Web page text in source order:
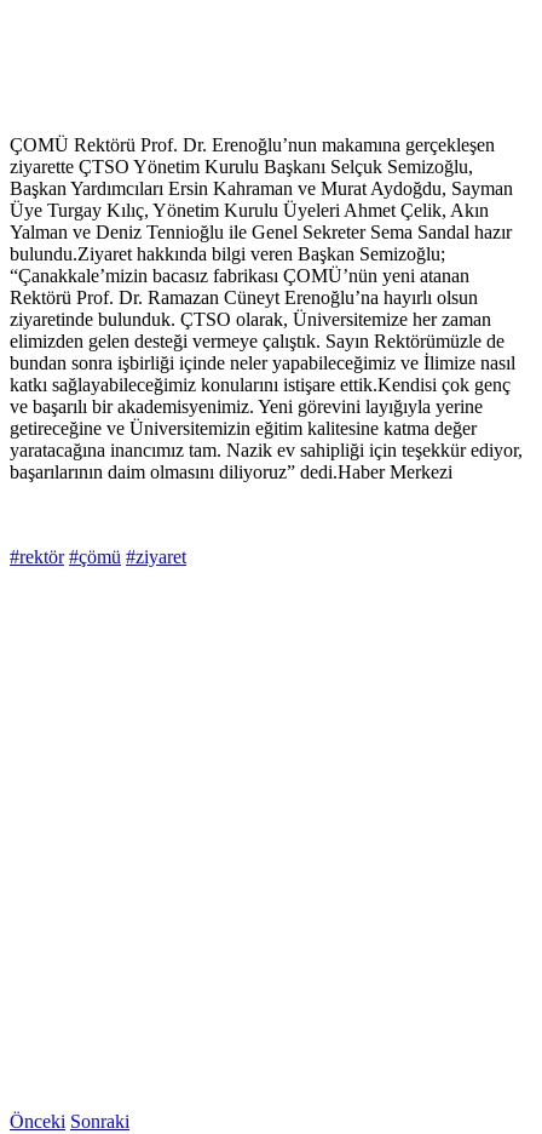
ÇOMÜ Rektörü Prof. Dr. Erenoğlu’nun makamına gerçekleşen
ziyarette ÇTSO Yönetim Kurulu Başkanı Selçuk Semizoğlu,
Başkan Yardımcıları Ersin Kahraman ve Murat Aydoğdu, Sayman
Üye Turgay Kılıç, Yönetim Kurulu Üyeleri Ahmet Çelik, Akın
Yalman ve Deniz Tennioğlu ile Genel Sekreter Sema Sandal hazır
bulundu.Ziyaret hakkında bilgi veren Başkan Semizoğlu;
“Çanakkale’mizin bacasız fabrikası ÇOMÜ’nün yeni atanan
Rektörü Prof. Dr. Ramazan Cüneyt Erenoğlu’na hayırlı olsun
ziyaretinde bulunduk. ÇTSO olarak, Üniversitemize her zaman
elimizden gelen desteği vermeye çalıştık. Sayın Rektörümüzle de
bundan sonra işbirliği içinde neler yapabileceğimiz ve İlimize nasıl
katkı sağlayabileceğimiz konularını istişare ettik.Kendisi çok genç
ve başarılı bir akademisyenimiz. Yeni görevini layığıyla yerine
getireceğine ve Üniversitemizin eğitim kalitesine katma değer
yaratacağına inancımız tam. Nazik ev sahipliği için teşekkür ediyor,
başarılarının daim olmasını diliyoruz” dedi.Haber Merkezi
#rektör #çömü #ziyaret
Önceki Sonraki